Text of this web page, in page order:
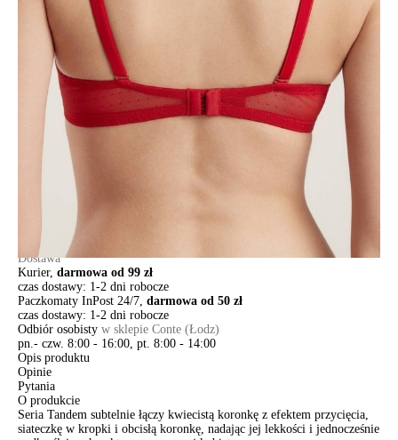
+
DODAJ DO KOSZYKA
Jak złożyć zamówienie
POWIADOM MNIE O DOSTĘPNOŚCI
ПОЛУЧИТЬ ПО EMAIL
Dostawa
Kurier, darmowa od 99 zł
czas dostawy: 1-2 dni robocze
Paczkomaty InPost 24/7, darmowa od 50 zł
czas dostawy: 1-2 dni robocze
Odbiór osobisty w sklepie Conte (Łodz)
pn.- czw. 8:00 - 16:00, pt. 8:00 - 14:00
Opis produktu
Opinie
Pytania
O produkcie
Seria Tandem subtelnie łączy kwiecistą koronkę z efektem przycięcia,
siateczkę w kropki i obcisłą koronkę, nadając jej lekkości i jednocześnie